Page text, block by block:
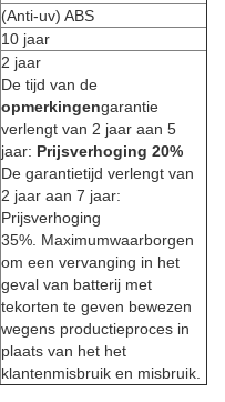
(Anti-uv) ABS
10 jaar
2 jaar
De tijd van de
opmerkingengarantie
verlengt van 2 jaar aan 5
jaar: Prijsverhoging 20%
De garantietijd verlengt van
2 jaar aan 7 jaar:
Prijsverhoging
35%. Maximumwaarborgen
om een vervanging in het
geval van batterij met
tekorten te geven bewezen
wegens productieproces in
plaats van het het
klantenmisbruik en misbruik.